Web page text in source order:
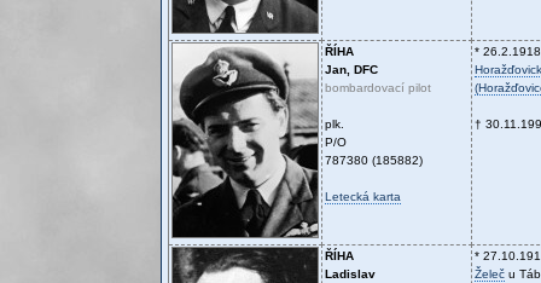
ŘÍHA
Jan, DFC
bombardovací pilot
plk.
P/O
787380 (185882)
Letecká karta
* 26.2.1918
†
ŘÍHA
Ladislav
*
Želeč u